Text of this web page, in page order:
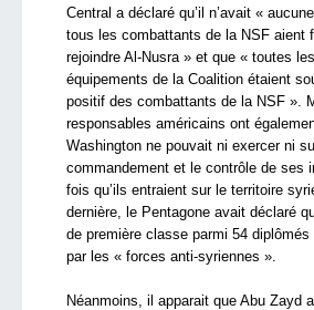
Central a déclaré qu’il n’avait «
tous les combattants de la NSF aient
rejoindre Al-Nusra » et que « toutes
équipements de la Coalition étaient
positif des combattants de la NSF ».
responsables américains ont
Washington ne pouvait ni exercer ni
commandement et le contrôle de ses
fois qu’ils entraient sur le territoire
dernière, le Pentagone avait déclaré
de première classe parmi 54
par les « forces anti-syriennes ».
Néanmoins, il apparait que Abu Zayd